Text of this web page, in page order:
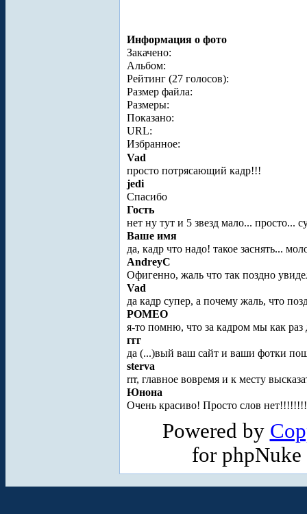
Информация о фото
Закачено:
Альбом:
Рейтинг (27 голосов):
Размер файла:
Размеры:
Показано:
URL:
Избранное:
Vad
просто потрясающий кадр!!!
jedi
Спасибо
Гость
нет ну тут и 5 звезд мало... просто...
Ваше имя
да, кадр что надо! такое заснять...
AndreyC
Офигенно, жаль что так поздно
Vad
да кадр супер, а почему жаль, что
POMEO
я-то помню, что за кадром мы как раз
ггг
да (...)вый ваш сайт и ваши фотки
sterva
rrr, главное вовремя и к месту
Юнона
Очень красиво! Просто слов
Powered by
for